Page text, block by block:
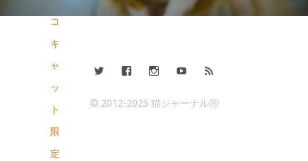
コ
キ
ャ
ッ
ト
限
定
© 2012-2025 猫ジャーナルⓇ